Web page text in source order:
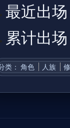
最近出
累计出
类 ：​ 角色 人族